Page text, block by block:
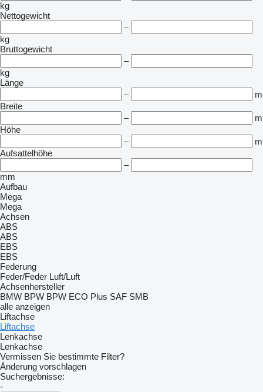
kg
Nettogewicht
–
kg
Bruttogewicht
–
kg
Länge
–
m
Breite
–
m
Höhe
–
m
Aufsattelhöhe
–
mm
Aufbau
Mega
Mega
Achsen
ABS
ABS
EBS
EBS
Federung
Feder/Feder Luft/Luft
Achsenhersteller
BMW BPW BPW ECO Plus SAF SMB
alle anzeigen
Liftachse
Liftachse
Lenkachse
Lenkachse
Vermissen Sie bestimmte Filter?
Änderung vorschlagen
Suchergebnisse:
-